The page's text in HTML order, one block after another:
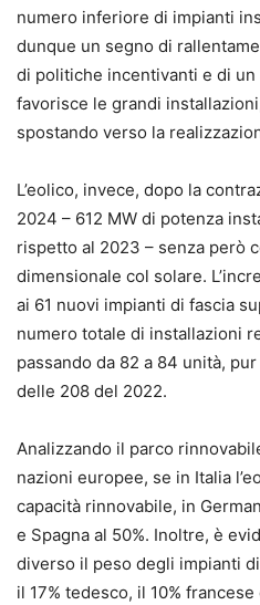
numero inferiore di impianti
dunque un segno di
di politiche incentivanti e di
favorisce le grandi
spostando verso la
L’eolico, invece, dopo la
2024 – 612 MW di potenza
rispetto al 2023 – senza però
dimensionale col solare.
ai 61 nuovi impianti di fascia
numero totale di installazioni
passando da 82 a 84 unità,
delle 208 del 2022.
Analizzando il parco
nazioni europee, se in Italia
capacità rinnovabile, in
e Spagna al 50%. Inoltre, è
diverso il peso degli impianti
il 17% tedesco, il 10%